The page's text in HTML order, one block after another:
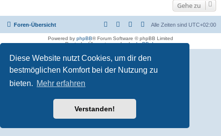
Diese Website nutzt Cookies, um dir den
bestmöglichen Komfort bei der Nutzung zu
bieten. Mehr erfahren
Verstanden!
Gehe zu
Foren-Übersicht Alle Zeiten sind UTC+02:00
Powered by phpBB® Forum Software © phpBB Limited
Deutsche Übersetzung durchphpBB.de